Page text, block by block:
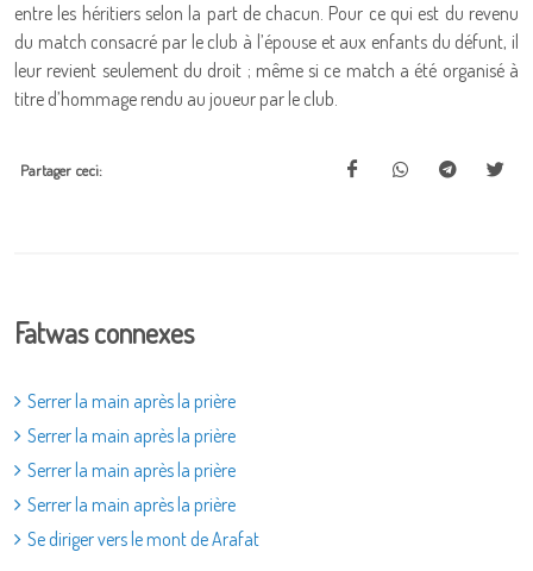
entre les héritiers selon la part de chacun. Pour ce qui est du revenu
du match consacré par le club à l’épouse et aux enfants du défunt, il
leur revient seulement du droit ; même si ce match a été organisé à
titre d’hommage rendu au joueur par le club.
Partager ceci:
Fatwas connexes
Serrer la main après la prière
Serrer la main après la prière
Serrer la main après la prière
Serrer la main après la prière
Se diriger vers le mont de Arafat